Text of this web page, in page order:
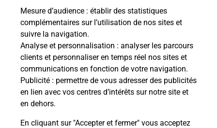
Mesure d’audience : établir des statistiques
complémentaires sur l’utilisation de nos sites et
suivre la navigation.
Analyse et personnalisation : analyser les parcours
clients et personnaliser en temps réel nos sites et
communications en fonction de votre navigation.
Publicité : permettre de vous adresser des publicités
en lien avec vos centres d’intérêts sur notre site et
en dehors.
En cliquant sur "Accepter et fermer" vous acceptez
Souscrire à la téléassistance
Vous cherchez une téléassistance, téléalarme dans
la commune Le Bourg D Oisans ?
Découvrez nos offres.
En savoir plus